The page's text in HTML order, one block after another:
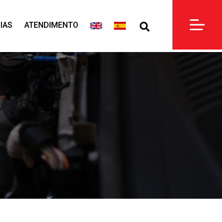
ATENDIMENTO